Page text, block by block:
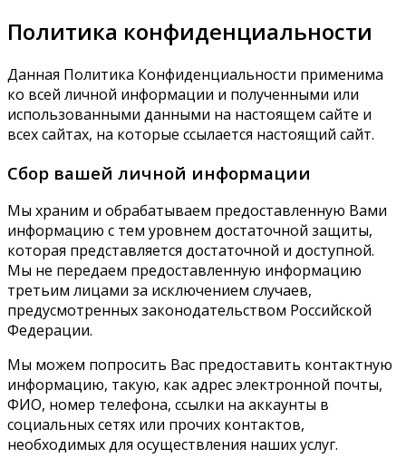
Политика конфиденциальности
Данная Политика Конфиденциальности применима
ко всей личной информации и полученными или
использованными данными на настоящем сайте и
всех сайтах, на которые ссылается настоящий сайт.
Сбор вашей личной информации
Мы храним и обрабатываем предоставленную Вами
информацию с тем уровнем достаточной защиты,
которая представляется достаточной и доступной.
Мы не передаем предоставленную информацию
третьим лицами за исключением случаев,
предусмотренных законодательством Российской
Федерации.
Мы можем попросить Вас предоставить контактную
информацию, такую, как адрес электронной почты,
ФИО, номер телефона, ссылки на аккаунты в
социальных сетях или прочих контактов,
необходимых для осуществления наших услуг.